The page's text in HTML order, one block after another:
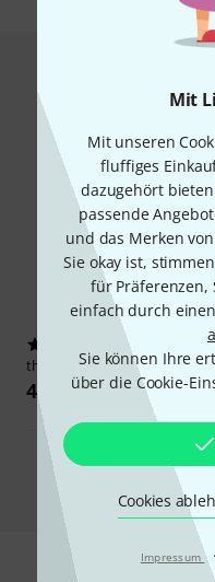
Mit
Mit unseren
fluffiges
dazugehört
passende
und das Merken
Sie okay ist,
für Präferenzen,
einfach durch
Sie können Ihre
über die Cookie-
Cookies
Impressum ·
124
the box pro TP 118/800
499 €
Alle